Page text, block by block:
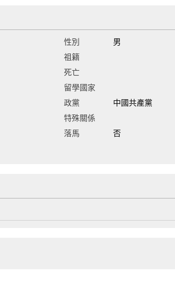
性別
男
祖籍
死亡
留學國家
政黨
中國共產黨
特殊關係
落馬
否